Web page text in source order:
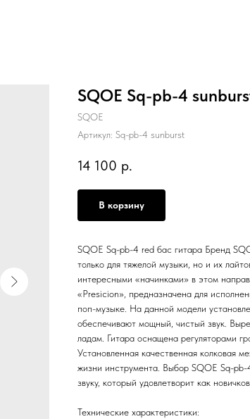
SQOE Sq-pb-4
SQOE
Артикул: Sq-pb-4 sunburst
14 100 р.
В корзину
SQOE Sq-pb-4 red бас гитара Бренд
только для тяжелой музыки, но и их
интересными «начинками» в этом
«Presicion», предназначена для
поп-музыке. На данной модели
обеспечивают мощный, чистый звук.
ладам. Гитара оснащена регуляторами
Установленная качественная колковая
жизни инструмента. Выбор SQOE Sq-
звуку, который удовлетворит как
Технические характеристики: